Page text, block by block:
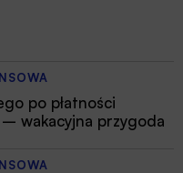
po płatności
wakacyjna przygoda